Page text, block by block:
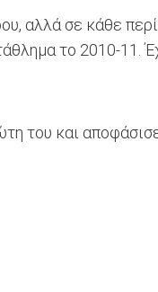
αλλά σε κάθε
το 2010-11.
του και